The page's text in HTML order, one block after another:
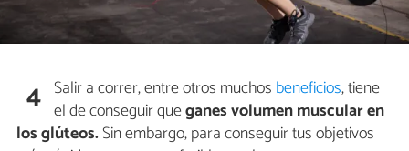
4 Salir a correr, entre otros muchos beneficios, tiene
el de conseguir queganes volumen muscular en
los glúteos.Sin embargo, para conseguir tus objetivos